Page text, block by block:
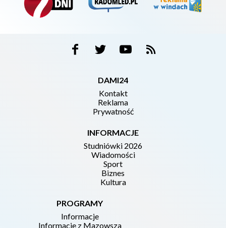
DAMI24
Kontakt
Reklama
Prywatność
INFORMACJE
Studniówki 2026
Wiadomości
Sport
Biznes
Kultura
PROGRAMY
Informacje
Informacje z Mazowsza